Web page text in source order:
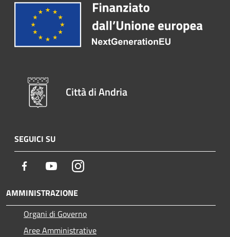
Città di Andria
SEGUICI SU
Facebook YoutubeInstagram
AMMINISTRAZIONE
Organi di Governo
Aree Amministrative